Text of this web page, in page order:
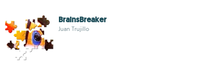
BrainsBreaker
Juan Trujillo